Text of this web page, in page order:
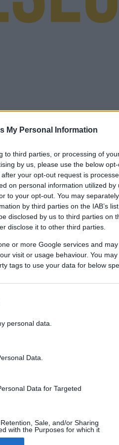
My Personal Information
to third parties, or processing of
by us, please use the below
your opt-out request is
on personal information utilized by
to your opt-out. You may
by third parties on the IAB’s
disclosed by us to third parties on
disclose it to other third parties.
or more Google services and
visit or usage behaviour. You
tags to use your data for below
personal data.
Data.
Data for Targeted
Sale, and/or Sharing
with the Purposes for which it